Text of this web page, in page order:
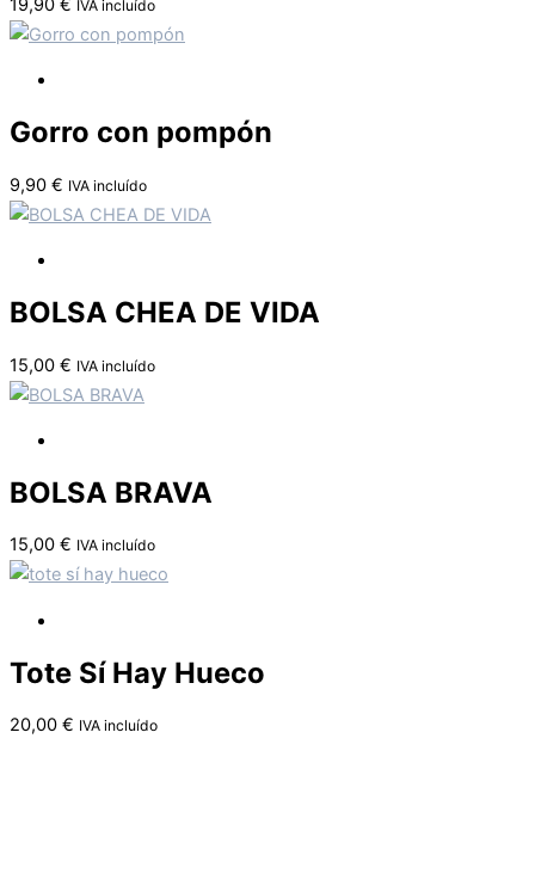
19,90 € IVA incluído
Gorro con pompón
9,90 € IVA incluído
BOLSA CHEA DE VIDA
15,00 € IVA incluído
BOLSA BRAVA
15,00 € IVA incluído
Tote Sí Hay Hueco
20,00 € IVA incluído